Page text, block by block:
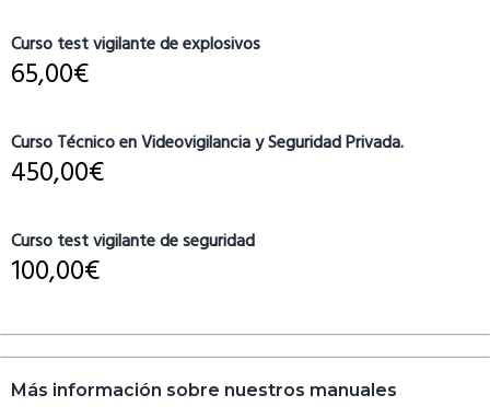
Curso test vigilante de explosivos
65,00€
Curso Técnico en Videovigilancia y Seguridad Privada.
450,00€
Curso test vigilante de seguridad
100,00€
Más información sobre nuestros manuales